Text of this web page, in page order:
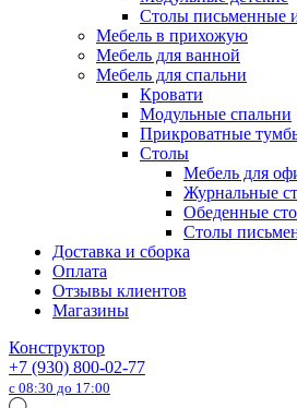
Столы письменные
Мебель в прихожую
Мебель для ванной
Мебель для спальни
Кровати
Модульные спальни
Прикроватные
Столы
Мебель для
Журнальные
Обеденные
Столы
Доставка и сборка
Оплата
Отзывы клиентов
Магазины
Конструктор
+7 (930) 800-02-77
с 08:30 до 17:00